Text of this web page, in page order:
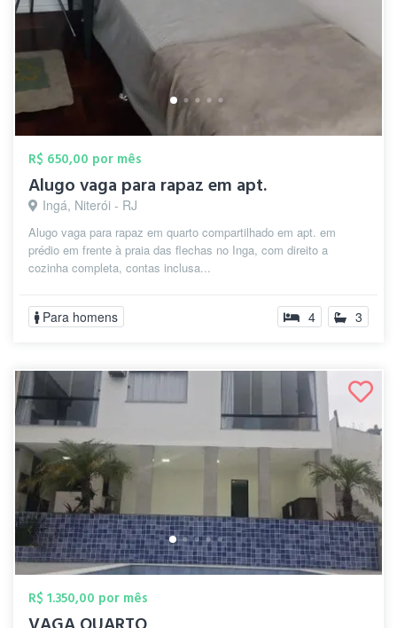
R$ 650,00 por mês
Alugo vaga para rapaz em apt.
Ingá, Niterói - RJ
Alugo vaga para rapaz em quarto compartilhado em apt. em
prédio em frente à praia das flechas no Inga, com direito a
cozinha completa, contas inclusa...
Para homens 4 3
R$ 1.350,00 por mês